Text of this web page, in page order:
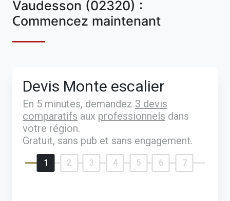
Vaudesson (02320) :
Commencez maintenant
Devis Monte escalier
En 5 minutes, demandez 3 devis
comparatifs aux professionnels dans
votre région.
Gratuit, sans pub et sans engagement.
1 2 3 4 5 6 7